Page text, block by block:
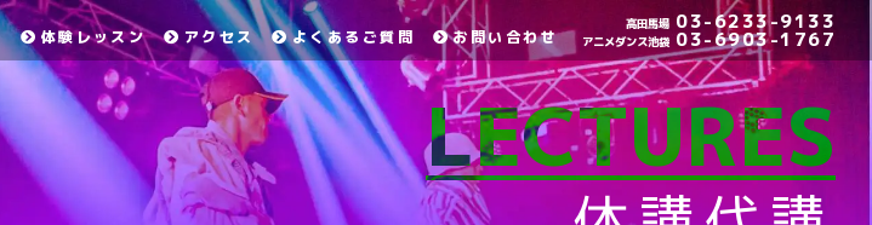
体験レッスン アクセス よくあるご質問 お問い合わせ
高田馬場 03-6233-9133
アニメダンス池袋 03-6903-1767
LECTURES